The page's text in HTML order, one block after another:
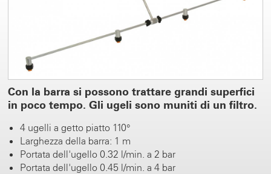
Con la barra si possono trattare grandi superfici
in poco tempo. Gli ugeli sono muniti di un filtro.
4 ugelli a getto piatto 110°
Larghezza della barra: 1 m
Portata dell'ugello 0.32 l/min. a 2 bar
Portata dell'ugello 0.45 l/min. a 4 bar